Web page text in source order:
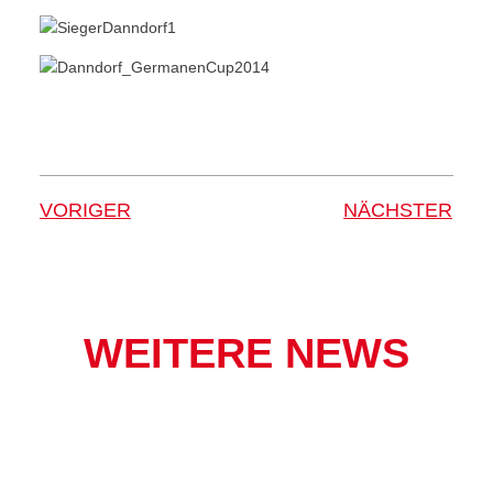
VORIGER NÄCHSTER
WEITERE NEWS